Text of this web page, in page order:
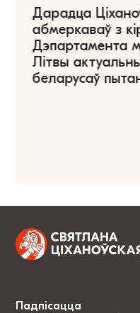
Дарадца
абмеркаваў з
Дэпартамента
Літвы
беларусаў
Падпісацца